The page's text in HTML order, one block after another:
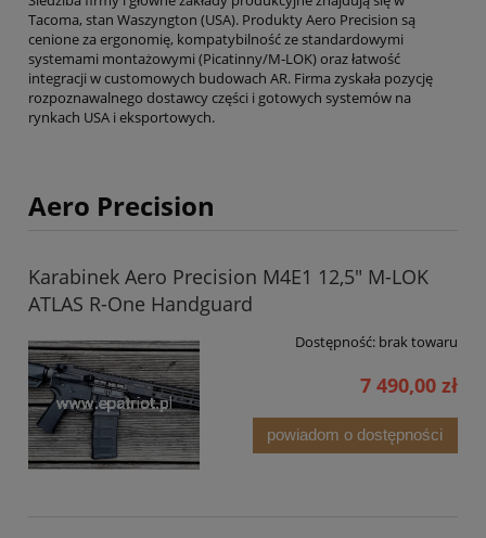
Tacoma, stan Waszyngton (USA). Produkty Aero Precision są
cenione za ergonomię, kompatybilność ze standardowymi
systemami montażowymi (Picatinny/M‑LOK) oraz łatwość
integracji w customowych budowach AR. Firma zyskała pozycję
rozpoznawalnego dostawcy części i gotowych systemów na
rynkach USA i eksportowych.
Aero Precision
Karabinek Aero Precision M4E1 12,5" M-LOK
ATLAS R-One Handguard
Dostępność: brak towaru
7 490,00 zł
powiadom o dostępności